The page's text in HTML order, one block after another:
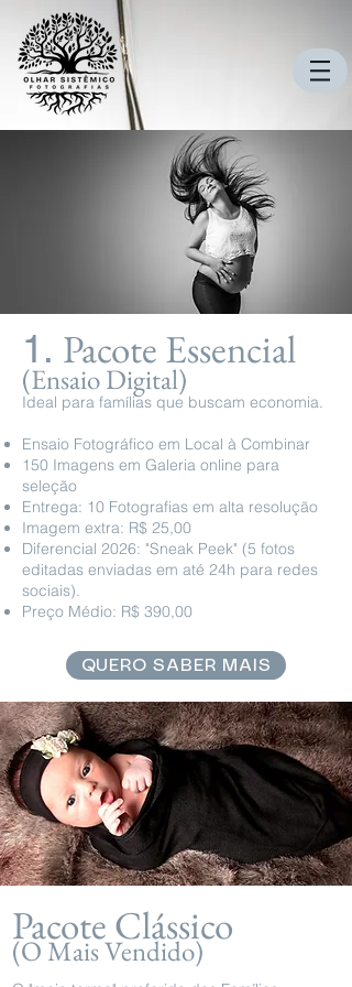
1. Pacote Essencial
(Ensaio Digital)
Ideal para famílias que buscam economia.
Ensaio Fotográfico em Local à Combinar
150 Imagens em Galeria online para
seleção
Entrega: 10 Fotografias em alta resolução
Imagem extra: R$ 25,00
Diferencial 2026: "Sneak Peek" (5 fotos
editadas enviadas em até 24h para redes
sociais).
Preço Médio: R$ 390,00
QUERO SABER MAIS
Pacote Clássico
(O Mais Vendido)